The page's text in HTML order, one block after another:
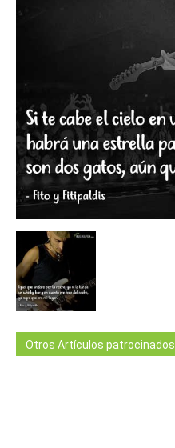
Otros Artículos patrocinados